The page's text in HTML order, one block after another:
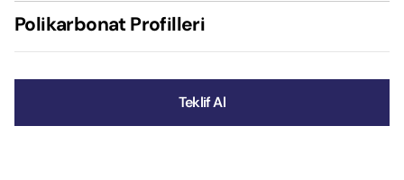
Polikarbonat Profilleri
Teklif Al